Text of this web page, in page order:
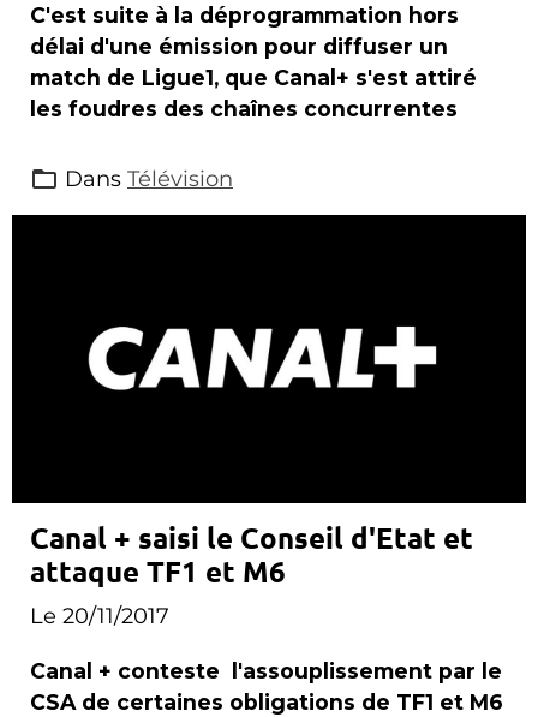
C'est suite à la déprogrammation hors
délai d'une émission pour diffuser un
match de Ligue1, que Canal+ s'est attiré
les foudres des chaînes concurrentes
Dans Télévision
Canal + saisi le Conseil d'Etat et
attaque TF1 et M6
Le 20/11/2017
Canal + conteste l'assouplissement par le
CSA de certaines obligations de TF1 et M6